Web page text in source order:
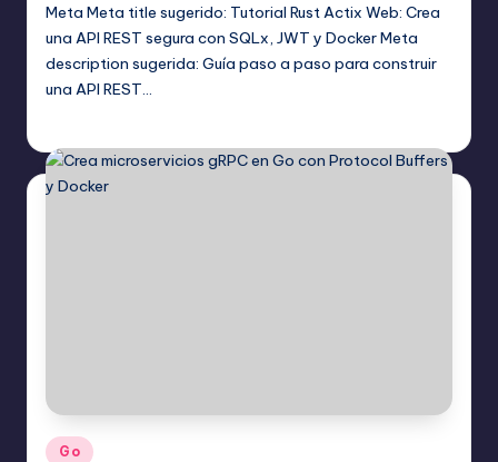
Meta Meta title sugerido: Tutorial Rust Actix Web: Crea
una API REST segura con SQLx, JWT y Docker Meta
description sugerida: Guía paso a paso para construir
una API REST…
Publicado
Go